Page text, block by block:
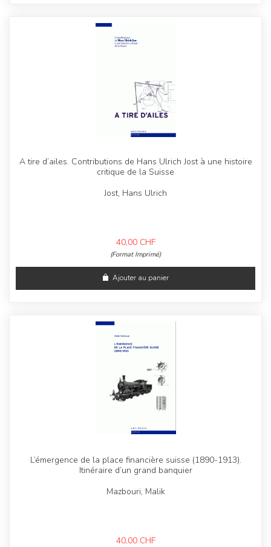
A tire d’ailes. Contributions de Hans Ulrich Jost à une histoire
critique de la Suisse
Jost, Hans Ulrich
40,00 CHF
(Format Imprimé)
Ajouter au panier
L’émergence de la place financière suisse (1890-1913).
Itinéraire d’un grand banquier
Mazbouri, Malik
40,00 CHF